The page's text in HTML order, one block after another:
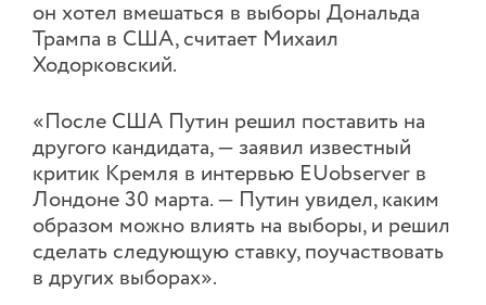
он хотел вмешаться в выборы Дональда
Трампа в США, считает Михаил
Ходорковский.
«После США Путин решил поставить на
другого кандидата, — заявил известный
критик Кремля в интервью EUobserver в
Лондоне 30 марта. — Путин увидел, каким
образом можно влиять на выборы, и решил
сделать следующую ставку, поучаствовать
в других выборах».